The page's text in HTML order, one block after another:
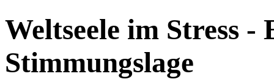
Weltseele im Stress -
Stimmungslage